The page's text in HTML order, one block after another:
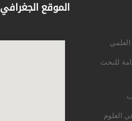
العلمي
للبحث
العلوم
الموقع الجغرافي